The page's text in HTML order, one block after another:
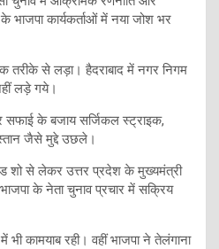
भाजपा कार्यकर्ताओं में नया जोश भर
तरीके से लड़ा। हैदराबाद में नगर निगम
लड़े गये।
सफाई के बजाय सर्जिकल स्ट्राइक,
जैसे मुद्दे उछले।
शो से लेकर उत्तर प्रदेश के मुख्यमंत्री
के नेता चुनाव प्रचार में सक्रिय
कामयाब रही। वहीं भाजपा ने तेलंगाना